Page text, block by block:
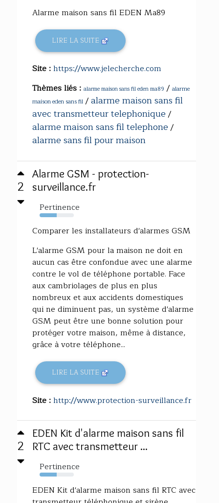
Alarme maison sans fil EDEN Ma89
LIRE LA SUITE
Site :https://www.jelecherche.com
Thèmes liés : alarme maison sans fil eden ma89 / alarme
maison eden sans fil /alarme maison sans fil
avec transmetteur telephonique/
alarme maison sans fil telephone/
alarme sans fil pour maison
2
Alarme GSM - protection-
surveillance.fr
Pertinence
50%
Comparer les installateurs d'alarmes GSM
L'alarme GSM pour la maison ne doit en
aucun cas être confondue avec une alarme
contre le vol de téléphone portable. Face
aux cambriolages de plus en plus
nombreux et aux accidents domestiques
qui ne diminuent pas, un système d'alarme
GSM peut être une bonne solution pour
protéger votre maison, même à distance,
grâce à votre téléphone...
LIRE LA SUITE
Site :http://www.protection-surveillance.fr
2
EDEN Kit d'alarme maison sans fil
RTC avec transmetteur ...
Pertinence
50%
EDEN Kit d'alarme maison sans fil RTC avec